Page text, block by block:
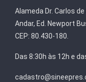
Alameda Dr. Carlos
Andar, Ed. Newport
CEP: 80.430-180.
Das 8:30h às 12h e